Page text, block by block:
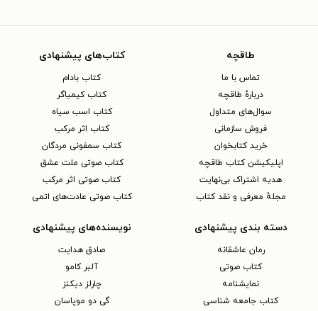
طاقچه
تماس با ما
دربارهٔ طاقچه
سوال‌های متداول
فروش سازمانی
خرید کتابخوان
اپلیکیشن کتاب طاقچه
هدیه اشتراک بی‌نهایت
مجلهٔ معرفی و نقد کتاب
کتاب‌های پیشنهادی
کتاب بادام
کتاب کیمیاگر
کتاب اسب سیاه
کتاب اثر مرکب
کتاب سمفونی مردگان
کتاب صوتی ملت عشق
کتاب صوتی اثر مرکب
کتاب صوتی عادت‌های اتمی
دسته بندی پیشنهادی
رمان عاشقانه
کتاب‌ صوتی
نمایشنامه
کتاب جامعه شناسی
نویسنده‌های پیشنهادی
صادق هدایت
آلبر کامو
چارلز دیکنز
گی دو موپاسان